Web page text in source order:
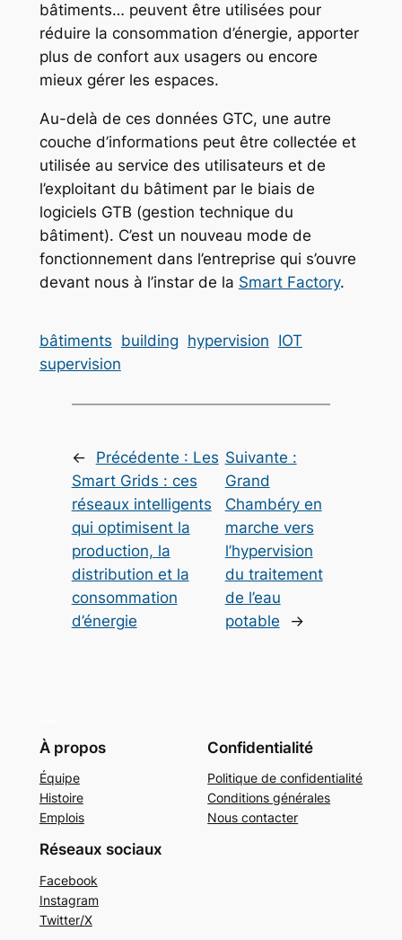
bâtiments… peuvent être utilisées pour
réduire la consommation d’énergie, apporter
plus de confort aux usagers ou encore
mieux gérer les espaces.
Au-delà de ces données GTC, une autre
couche d’informations peut être collectée et
utilisée au service des utilisateurs et de
l’exploitant du bâtiment par le biais de
logiciels GTB (gestion technique du
bâtiment). C’est un nouveau mode de
fonctionnement dans l’entreprise qui s’ouvre
devant nous à l’instar de la Smart Factory.
bâtiments building hypervision IOT
supervision
← Précédente : Les
Smart Grids : ces
réseaux intelligents
qui optimisent la
production, la
distribution et la
consommation
d’énergie
Suivante :
Grand
Chambéry en
marche vers
l’hypervision
du traitement
de l’eau
potable
→
À propos
Équipe
Histoire
Emplois
Confidentialité
Politique de confidentialité
Conditions générales
Nous contacter
Réseaux sociaux
Facebook
Instagram
Twitter/X